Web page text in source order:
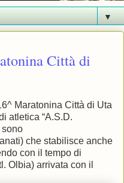
▼
Città di
Maratonina Città di Uta
atletica “A.S.D.
sono
che stabilisce anche
con il tempo di
Olbia) arrivata con il